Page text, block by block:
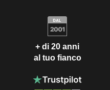
+ di 20 anni
al tuo fianco